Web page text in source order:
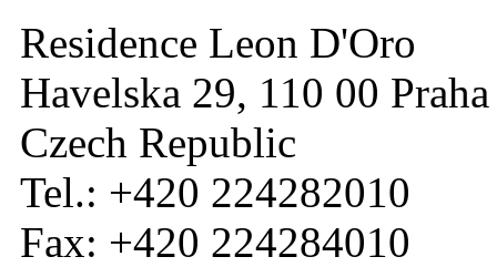
Residence Leon D'Oro
Havelska 29, 110 00
Czech Republic
Tel.: +420 224282010
Fax: +420 224284010